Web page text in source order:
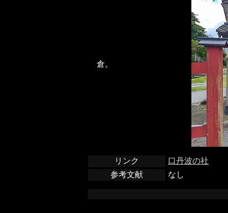
倉。
リンク
口丹波の社
参考文献
なし